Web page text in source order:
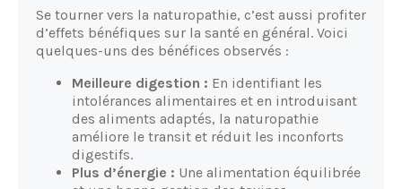
Se tourner vers la naturopathie, c’est aussi profiter
d’effets bénéfiques sur la santé en général. Voici
quelques-uns des bénéfices observés :
Meilleure digestion : En identifiant les
intolérances alimentaires et en introduisant
des aliments adaptés, la naturopathie
améliore le transit et réduit les inconforts
digestifs.
Plus d’énergie : Une alimentation équilibrée